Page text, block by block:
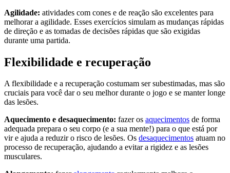
Agilidade: atividades com cones e de reação são excelentes para
melhorar a agilidade. Esses exercícios simulam as mudanças rápidas
de direção e as tomadas de decisões rápidas que são exigidas
durante uma partida.
Flexibilidade e recuperação
A flexibilidade e a recuperação costumam ser subestimadas, mas são
cruciais para você dar o seu melhor durante o jogo e se manter longe
das lesões.
Aquecimento e desaquecimento: fazer os aquecimentos de forma
adequada prepara o seu corpo (e a sua mente!) para o que está por
vir e ajuda a reduzir o risco de lesões. Os desaquecimentos atuam no
processo de recuperação, ajudando a evitar a rigidez e as lesões
musculares.